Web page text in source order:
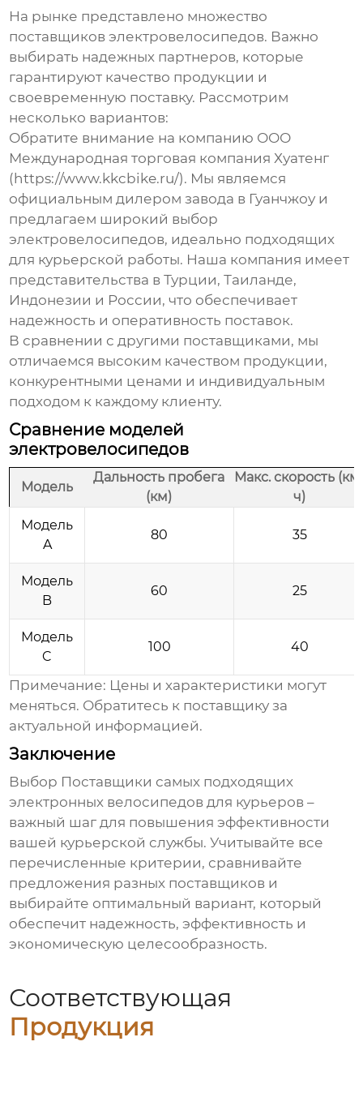
На рынке представлено множество
поставщиков электровелосипедов. Важно
выбирать надежных партнеров, которые
гарантируют качество продукции и
своевременную поставку. Рассмотрим
несколько вариантов:
Обратите внимание на компанию ООО
Международная торговая компания Хуатенг
( https://www.kkcbike.ru/). Мы являемся
официальным дилером завода в Гуанчжоу и
предлагаем широкий выбор
электровелосипедов, идеально подходящих
для курьерской работы. Наша компания имеет
представительства в Турции, Таиланде,
Индонезии и России, что обеспечивает
надежность и оперативность поставок.
В сравнении с другими поставщиками, мы
отличаемся высоким качеством продукции,
конкурентными ценами и индивидуальным
подходом к каждому клиенту.
Сравнение моделей
электровелосипедов
Модель
Дальность пробега
(км)
Макс. скорость
ч)
Модель
A
80 35
Модель
B
60 25
Модель
C
100 40
Примечание: Цены и характеристики могут
меняться. Обратитесь к поставщику за
актуальной информацией.
Заключение
Выбор Поставщики самых подходящих
электронных велосипедов для курьеров –
важный шаг для повышения эффективности
вашей курьерской службы. Учитывайте все
перечисленные критерии, сравнивайте
предложения разных поставщиков и
выбирайте оптимальный вариант, который
обеспечит надежность, эффективность и
экономическую целесообразность.
Соответствующая
Продукция